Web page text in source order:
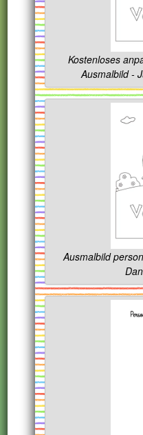
Kostenloses
Ausmalbild -
Ausmalbild